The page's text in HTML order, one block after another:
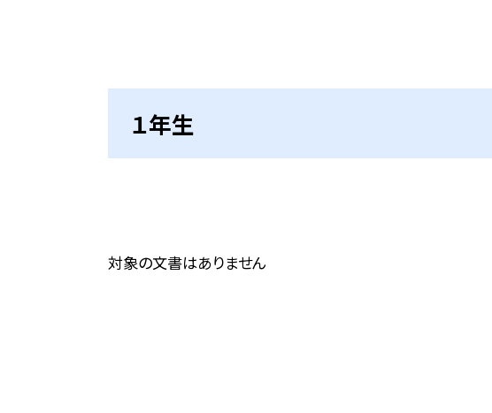
１年生
対象の文書はありません